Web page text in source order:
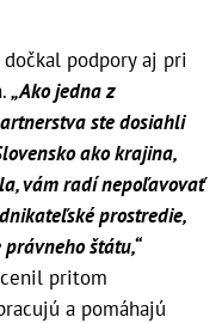
podpory aj pri
„Ako jedna z
ste dosiahli
ako krajina,
vám radí nepoľavovať
prostredie,
štátu,“
pritom
a pomáhajú